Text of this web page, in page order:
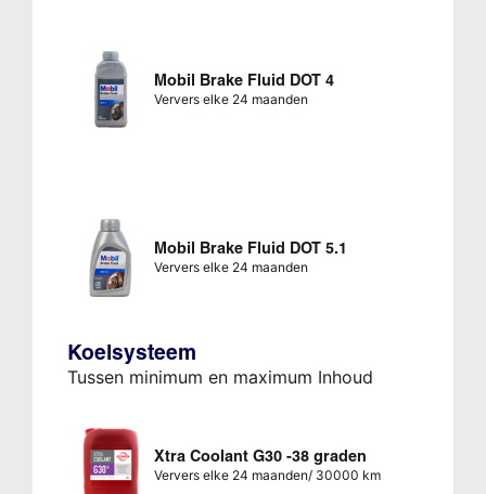
Mobil Brake Fluid DOT 4
Ververs elke 24 maanden
Mobil Brake Fluid DOT 5.1
Ververs elke 24 maanden
Koelsysteem
Tussen minimum en maximum Inhoud
Xtra Coolant G30 -38 graden
Ververs elke 24 maanden/ 30000 km